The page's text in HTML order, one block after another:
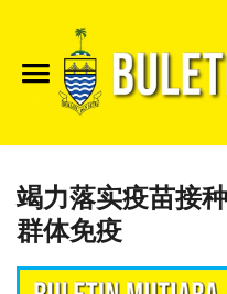
竭力落实疫苗接
群体免疫